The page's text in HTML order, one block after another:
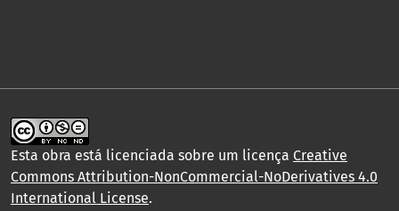
Esta obra está licenciada sobre um licença Creative
Commons Attribution-NonCommercial-NoDerivatives 4.0
International License.